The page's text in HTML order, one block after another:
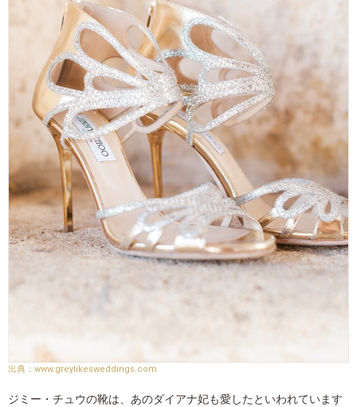
www.greylikesweddings.com
ジミー・チュウの靴は、あのダイアナ妃も愛したといわれています